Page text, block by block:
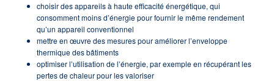
choisir des appareils à haute efficacité énergétique, qui
consomment moins d’énergie pour fournir le même rendement
qu’un appareil conventionnel
mettre en œuvre des mesures pour améliorer l’enveloppe
thermique des bâtiments
optimiser l’utilisation de l’énergie, par exemple en récupérant les
pertes de chaleur pour les valoriser